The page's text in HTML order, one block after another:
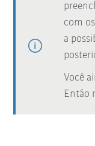
com
a
Você
Então